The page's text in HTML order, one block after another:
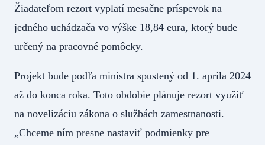
Žiadateľom rezort vyplatí mesačne príspevok na
jedného uchádzača vo výške 18,84 eura, ktorý bude
určený na pracovné pomôcky.
Projekt bude podľa ministra spustený od 1. apríla 2024
až do konca roka. Toto obdobie plánuje rezort využiť
na novelizáciu zákona o službách zamestnanosti.
„Chceme ním presne nastaviť podmienky pre